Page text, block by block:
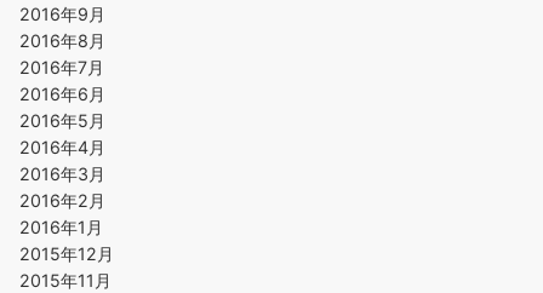
2016年9月
2016年8月
2016年7月
2016年6月
2016年5月
2016年4月
2016年3月
2016年2月
2016年1月
2015年12月
2015年11月